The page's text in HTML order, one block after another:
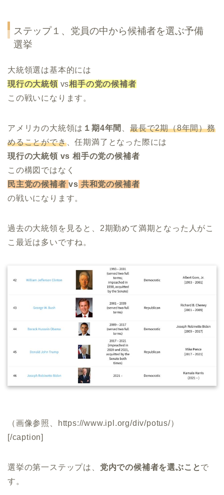
ステップ１、党員の中から候補者を選ぶ予備
選挙
大統領選は基本的には
現行の大統領 vs相手の党の候補者
この戦いになります。
アメリカの大統領は １期4年間 、最長で2期（8年間）務
めることができ、任期満了となった際には
現行の大統領 vs 相手の党の候補者
この構図ではなく
民主党の候補者vs 共和党の候補者
の戦いになります。
過去の大統領を見ると、2期勤めて満期となった人がこ
こ最近は多いですね。
（画像参照、https://www.ipl.org/div/potus/）
[/caption]
選挙の第一ステップは、 党内での候補者を選ぶことで
す。